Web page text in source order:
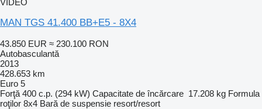
VIDEO
MAN TGS 41.400 BB+E5 - 8X4
43.850 EUR ≈ 230.100 RON
Autobasculantă
2013
428.653 km
Euro 5
Forţă 400 c.p. (294 kW) Capacitate de încărcare 17.208 kg Formula
roţilor 8x4 Bară de suspensie resort/resort